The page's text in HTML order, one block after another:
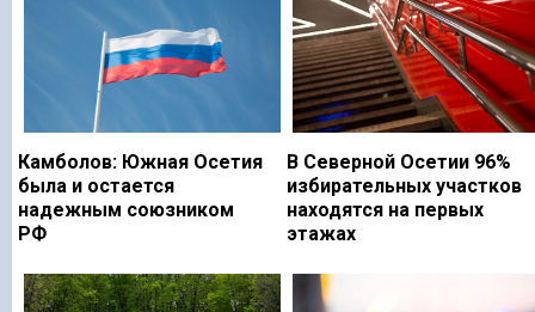
Камболов: Южная Осетия
была и остается
надежным союзником
РФ
В Северной Осетии 96%
избирательных участков
находятся на первых
этажах